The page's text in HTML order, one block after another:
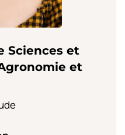
Sciences et
et